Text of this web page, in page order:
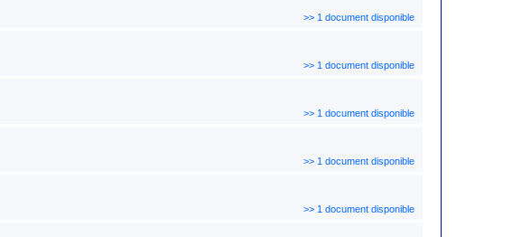
>> 1 document disponible
>> 1 document disponible
>> 1 document disponible
>> 1 document disponible
>> 1 document disponible